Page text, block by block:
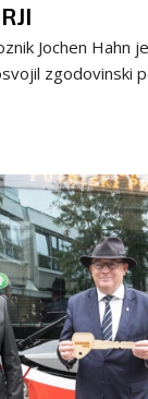
Jochen Hahn
zgodovinski